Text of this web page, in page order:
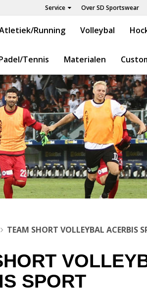
Service Over SD Sportswear
Running Volleybal
Tennis Materialen
TEAM SHORT VOLLEYBAL ACERBIS
SPORT